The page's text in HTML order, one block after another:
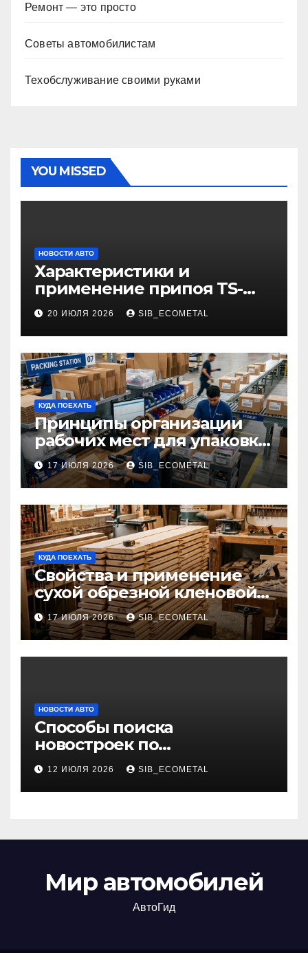
Ремонт — это просто
Советы автомобилистам
Техобслуживание своими руками
YOU MISSED
НОВОСТИ АВТО
Характеристики и
применение припоя TS-
99.35050
20 ИЮЛЯ 2026 SIB_ECOMETAL
КУДА ПОЕХАТЬ
Принципы организации
рабочих мест для упаковки
и комплектации товаров
17 ИЮЛЯ 2026 SIB_ECOMETAL
КУДА ПОЕХАТЬ
Свойства и применение
сухой обрезной кленовой
доски в столярном деле
17 ИЮЛЯ 2026 SIB_ECOMETAL
НОВОСТИ АВТО
Способы поиска
новостроек по
индивидуальным
параметрам
12 ИЮЛЯ 2026 SIB_ECOMETAL
Мир автомобилей
АвтоГид